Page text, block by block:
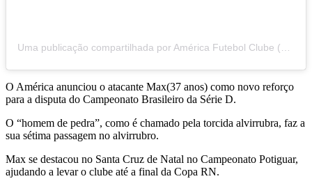
O América anunciou o atacante Max(37 anos) como novo reforço
para a disputa do Campeonato Brasileiro da Série D.
O “homem de pedra”, como é chamado pela torcida alvirrubra, faz a
sua sétima passagem no alvirrubro.
Max se destacou no Santa Cruz de Natal no Campeonato Potiguar,
ajudando a levar o clube até a final da Copa RN.